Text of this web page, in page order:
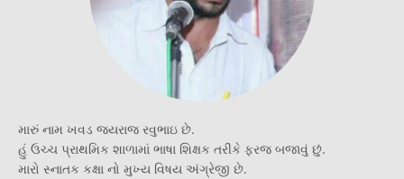
મારું નામ ખવડ જયરાજ રવુભાઇ છે.
હું ઉચ્ચ પ્રાથમિક શાળામાં ભાષા શિક્ષક તરીકે ફરજ બજાવું છું.
મારો સ્નાતક કક્ષા નો મુખ્ય વિષય અંગ્રેજી છે.